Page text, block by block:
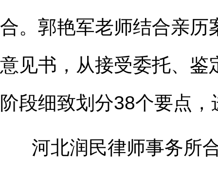
合。郭艳军老师结合亲历
意见书 ， 从接受委托、鉴
阶段细致划分38个要点，
河北润民律师事务所